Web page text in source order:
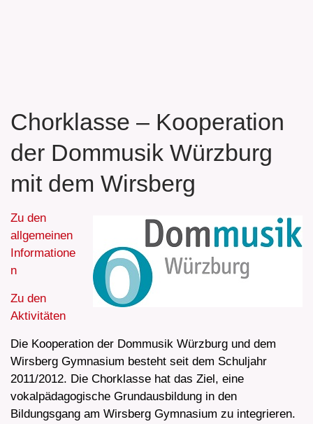
Chorklasse – Kooperation
der Dommusik Würzburg
mit dem Wirsberg
Zu den
allgemeinen
Informatione
n
Zu den
Aktivitäten
Die Kooperation der Dommusik Würzburg und dem
Wirsberg Gymnasium besteht seit dem Schuljahr
2011/2012. Die Chorklasse hat das Ziel, eine
vokalpädagogische Grundausbildung in den
Bildungsgang am Wirsberg Gymnasium zu integrieren.